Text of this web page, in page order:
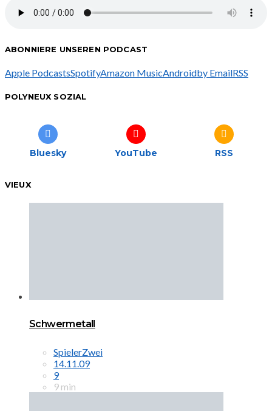
ABONNIERE UNSEREN PODCAST
Apple PodcastsSpotifyAmazon MusicAndroidby EmailRSS
POLYNEUX SOZIAL
Bluesky YouTube RSS
VIEUX
Schwermetall
SpielerZwei
14.11.09
9
9 min